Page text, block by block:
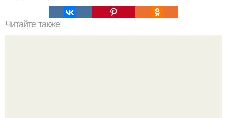
Читайте также